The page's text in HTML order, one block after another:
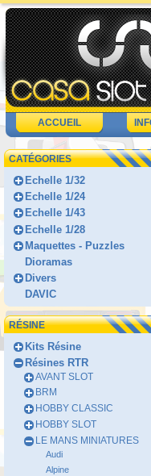
ACCUEIL
CATÉGORIES
Echelle 1/32
Echelle 1/24
Echelle 1/43
Echelle 1/28
Maquettes - Puzzles
Dioramas
Divers
DAVIC
RÉSINE
Kits Résine
Résines RTR
AVANT SLOT
BRM
HOBBY CLASSIC
HOBBY SLOT
LE MANS MINIATURES
Audi
Alpine